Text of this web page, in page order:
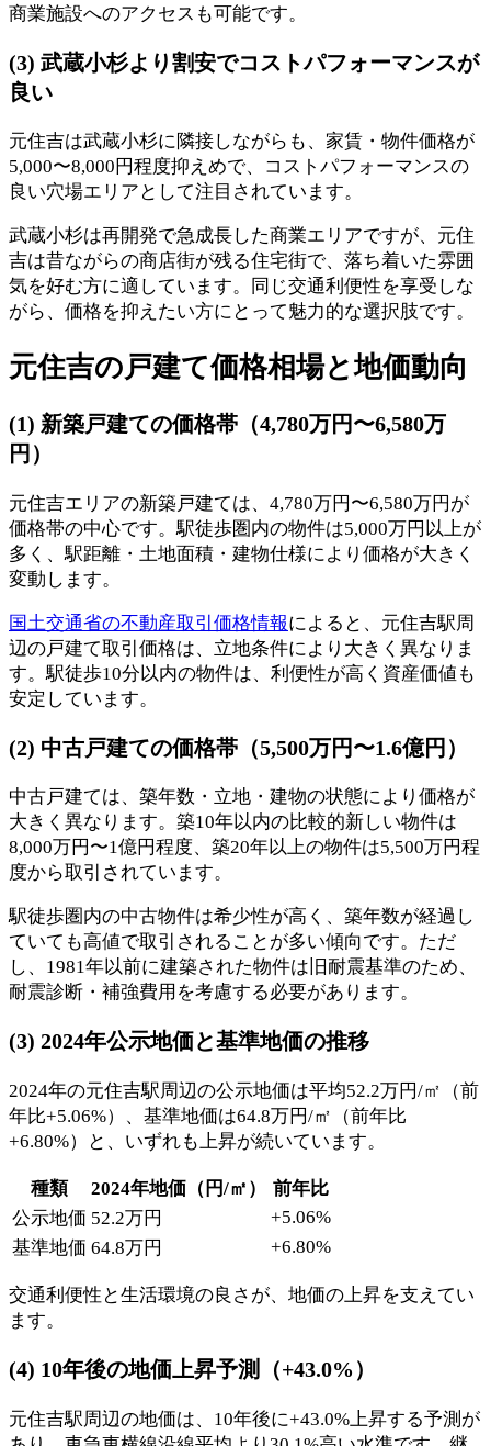
商業施設へのアクセスも可能です。
(3) 武蔵小杉より割安でコストパフォーマンスが
良い
元住吉は武蔵小杉に隣接しながらも、家賃・物件価格が
5,000〜8,000円程度抑えめで、コストパフォーマンスの
良い穴場エリアとして注目されています。
武蔵小杉は再開発で急成長した商業エリアですが、元住
吉は昔ながらの商店街が残る住宅街で、落ち着いた雰囲
気を好む方に適しています。同じ交通利便性を享受しな
がら、価格を抑えたい方にとって魅力的な選択肢です。
元住吉の戸建て価格相場と地価動向
(1) 新築戸建ての価格帯（4,780万円〜6,580万
円）
元住吉エリアの新築戸建ては、4,780万円〜6,580万円が
価格帯の中心です。駅徒歩圏内の物件は5,000万円以上が
多く、駅距離・土地面積・建物仕様により価格が大きく
変動します。
国土交通省の不動産取引価格情報によると、元住吉駅周
辺の戸建て取引価格は、立地条件により大きく異なりま
す。駅徒歩10分以内の物件は、利便性が高く資産価値も
安定しています。
(2) 中古戸建ての価格帯（5,500万円〜1.6億円）
中古戸建ては、築年数・立地・建物の状態により価格が
大きく異なります。築10年以内の比較的新しい物件は
8,000万円〜1億円程度、築20年以上の物件は5,500万円程
度から取引されています。
駅徒歩圏内の中古物件は希少性が高く、築年数が経過し
ていても高値で取引されることが多い傾向です。ただ
し、1981年以前に建築された物件は旧耐震基準のため、
耐震診断・補強費用を考慮する必要があります。
(3) 2024年公示地価と基準地価の推移
2024年の元住吉駅周辺の公示地価は平均52.2万円/㎡（前
年比+5.06%）、基準地価は64.8万円/㎡（前年比
+6.80%）と、いずれも上昇が続いています。
種類 2024年地価（円/㎡）
前年比
公示地価 52.2万円
+5.06%
基準地価 64.8万円 +6.80%
交通利便性と生活環境の良さが、地価の上昇を支えてい
ます。
(4) 10年後の地価上昇予測（+43.0%）
元住吉駅周辺の地価は、10年後に+43.0%上昇する予測が